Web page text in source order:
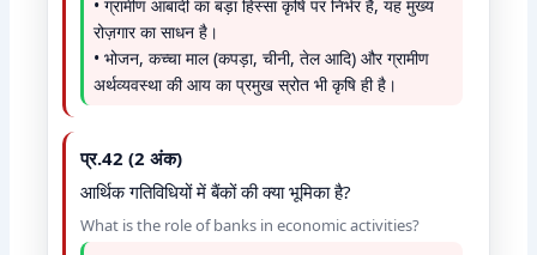
• ग्रामीण आबादी का बड़ा हिस्सा कृषि पर निर्भर है, यह मुख्य
रोज़गार का साधन है।
• भोजन, कच्चा माल (कपड़ा, चीनी, तेल आदि) और ग्रामीण
अर्थव्यवस्था की आय का प्रमुख स्रोत भी कृषि ही है।
प्र.42 (2 अंक)
आर्थिक गतिविधियों में बैंकों की क्या भूमिका है?
What is the role of banks in economic activities?